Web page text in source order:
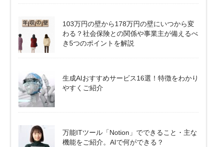
103万円の壁から178万円の壁にいつから変
わる？社会保険との関係や事業主が備えるべ
き5つのポイントを解説
生成AIおすすめサービス16選！特徴をわかり
やすくご紹介
万能ITツール「Notion」でできること・主な
機能をご紹介。AIで何ができる？